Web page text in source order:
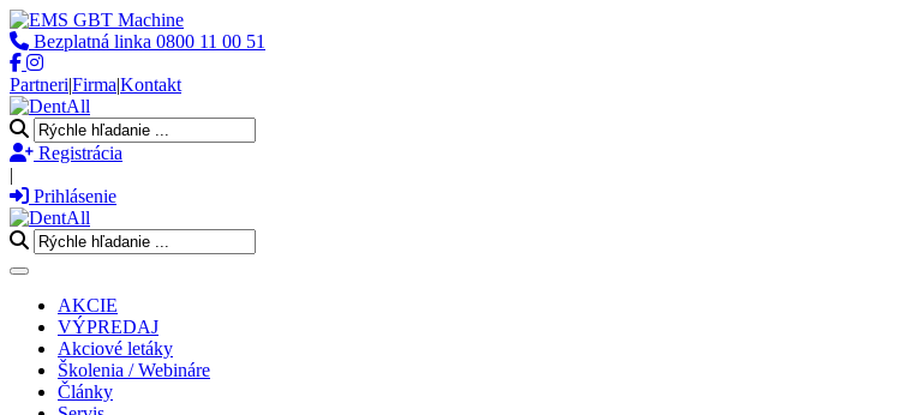
Bezplatná linka 0800 11 00 51
Partneri|Firma|Kontakt
Registrácia
|
Prihlásenie
Toggle navigation
AKCIE
VÝPREDAJ
Akciové letáky
Školenia / Webináre
Články